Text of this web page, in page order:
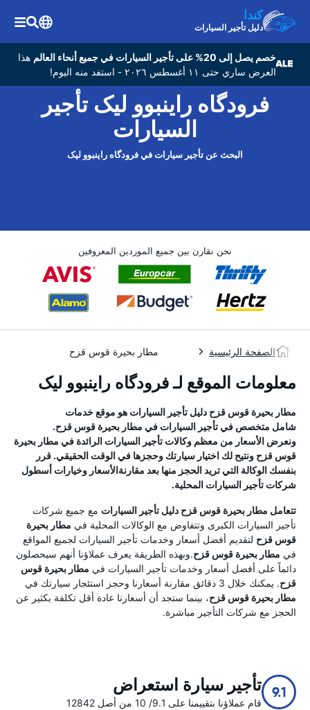
كندا
دليل تأجير السيارات
خصم يصل إلى 20% على تأجير السيارات في جميع أنحاء العالم
هذا
العرض ساري حتى ١١ أغسطس ٢٠٢٦ - استفد منه اليوم!
فرودگاه راینبوو لیک تأجير
السيارات
البحث عن تأجير سيارات في فرودگاه راینبوو لیک
نحن نقارن بين جميع الموردين المعروفين
الصفحة الرئيسية مطار بحيرة قوس قزح
معلومات الموقع لـ فرودگاه راینبوو لیک
مطار بحيرة قوس قزح دليل تأجير السيارات هو موقع خدمات
شامل متخصص في تأجير السيارات في مطار بحيرة قوس قزح.
ونعرض الأسعار من معظم وكالات تأجير السيارات الرائدة في مطار بحيرة
قوس قزح ونتيح لك اختيار سيارتك وحجزها في الوقت الحقيقي. قرر
بنفسك الوكالة التي تريد الحجز منها بعد مقارنةالأسعار وخيارات أسطول
شركات تأجير السيارات المحلية.
تتعامل مطار بحيرة قوس قزح دليل تأجير السيارات مع جميع شركات
تأجير السيارات الكبرى وتتفاوض مع الوكالات المحلية في مطار بحيرة
قوس قزح لتقديم أفضل أسعار وخدمات تأجير السيارات لجميع المواقع
في مطار بحيرة قوس قزح.وبهذه الطريقة يعرف عملاؤنا أنهم سيحصلون
دائماً على أفضل أسعار وخدمات تأجير السيارات في مطار بحيرة قوس
قزح. يمكنك خلال 3 دقائق مقارنة أسعارنا وحجز استئجار سيارتك في
مطار بحيرة قوس قزح، بينما ستجد أن أسعارنا عادة أقل تكلفة بكثير عن
الحجز مع شركات التأجير مباشرة.
9.1 تأجير سيارة استعراض
قام عملاؤنا بتقييمنا على 9.1/ 10 من أصل 12842